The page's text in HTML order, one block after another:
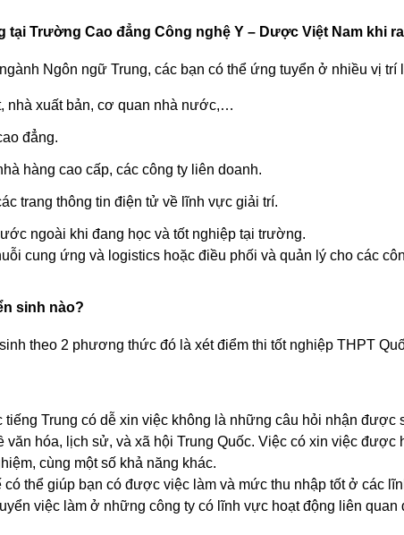
Trường Cao đẳng Công nghệ Y – Dược Việt Nam khi
Ngôn ngữ Trung, các bạn có thể ứng tuyển ở nhiều vị trí
nhà xuất bản, cơ quan nhà nước,…
đẳng.
hàng cao cấp, các công ty liên doanh.
trang thông tin điện tử về lĩnh vực giải trí.
ngoài khi đang học và tốt nghiệp tại trường.
cung ứng và logistics hoặc điều phối và quản lý cho các
sinh nào?
theo 2 phương thức đó là xét điểm thi tốt nghiệp THPT
Trung có dễ xin việc không là những câu hỏi nhận
hóa, lịch sử, và xã hội Trung Quốc. Việc có xin việc
cùng một số khả năng khác.
thể giúp bạn có được việc làm và mức thu nhập tốt ở các
việc làm ở những công ty có lĩnh vực hoạt động liên quan